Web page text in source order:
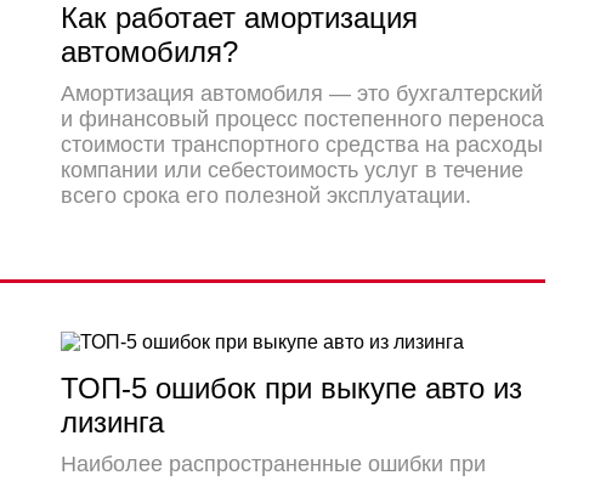
Как работает амортизация
автомобиля?
Амортизация автомобиля — это бухгалтерский
и финансовый процесс постепенного переноса
стоимости транспортного средства на расходы
компании или себестоимость услуг в течение
всего срока его полезной эксплуатации.
ТОП-5 ошибок при выкупе авто из
лизинга
Наиболее распространенные ошибки при